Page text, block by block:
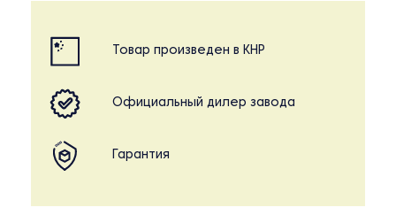
Товар произведен в КНР
Официальный дилер завода
Гарантия